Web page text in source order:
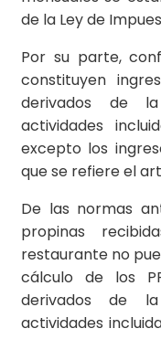
de la Ley de
Por su parte,
constituyen
derivados de
actividades
excepto los
que se refiere el
De las normas
propinas
restaurante no
cálculo de los
derivados de
actividades